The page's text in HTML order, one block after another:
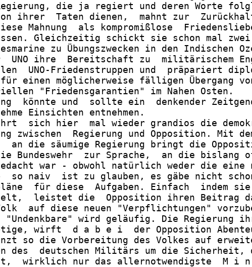
die ja regiert und deren Worte
ihrer  Taten dienen,  mahnt zur
Mahnung  als kompromißlose
Gleichzeitig schickt sie schon mal zwei
zu Übungszwecken in den Indischen
UNO ihre  Bereitschaft zu  militärischem
UNO-Friedenstruppen und  präpariert
einen möglicherweise fälligen Übergang
"Friedensgarantien" im Nahen Osten.
könnte und  sollte ein  denkender
Einsichten entnehmen.
sich hier  mal wieder grandios die
zwischen  Regierung und Opposition. Mit
an die säumige Regierung bringt die
Bundeswehr  zur Sprache,  an die bislang
war - obwohl natürlich weder die eine
so naiv  ist zu glauben, es gäbe nicht
für diese  Aufgaben. Einfach  indem sie
leistet die  Opposition ihren Beitrag
auf diese neuen "Verpflichtungen"
"Undenkbare" wird geläufig. Die Regierung
wirft  d a b e i  der Opposition
so die Vorbereitung des Volkes auf
des  deutschen Militärs um die Sicherheit,
wirklich nur das allernotwendigste  M i